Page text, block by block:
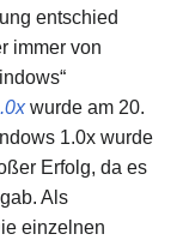
entschied
immer von
wurde am 20.
1.0x wurde
Erfolg, da es
Als
einzelnen